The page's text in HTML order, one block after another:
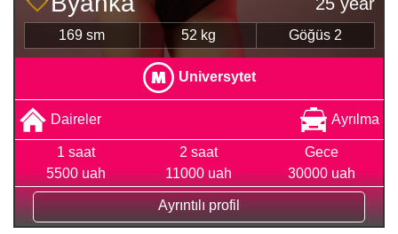
169 sm 52 kg Göğüs 2
Universytet
Daireler Ayrılma
1 saat
5500 uah
2 saat
11000 uah
Gece
30000 uah
Ayrıntılı profil